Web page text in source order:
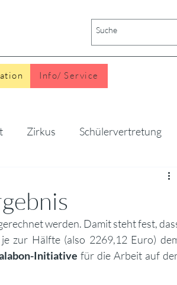
Info/ Service
Zirkus Schülervertretung
werden. Damit steht fest,
Initiative für die Arbeit auf